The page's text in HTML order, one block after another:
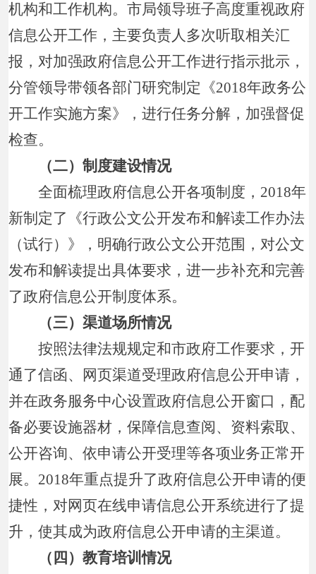
机构和工作机构。市局领导班子高度重视政府
信息公开工作，主要负责人多次听取相关汇
报，对加强政府信息公开工作进行指示批示，
分管领导带领各部门研究制定《2018年政务公
开工作实施方案》，进行任务分解，加强督促
检查。
（二）制度建设情况
全面梳理政府信息公开各项制度，2018年
新制定了《行政公文公开发布和解读工作办法
（试行）》，明确行政公文公开范围，对公文
发布和解读提出具体要求，进一步补充和完善
了政府信息公开制度体系。
（三）渠道场所情况
按照法律法规规定和市政府工作要求，开
通了信函、网页渠道受理政府信息公开申请，
并在政务服务中心设置政府信息公开窗口，配
备必要设施器材，保障信息查阅、资料索取、
公开咨询、依申请公开受理等各项业务正常开
展。2018年重点提升了政府信息公开申请的便
捷性，对网页在线申请信息公开系统进行了提
升，使其成为政府信息公开申请的主渠道。
（四）教育培训情况